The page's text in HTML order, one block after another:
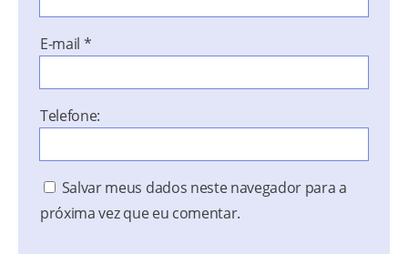
E-mail *
Telefone:
Salvar meus dados neste navegador para a
próxima vez que eu comentar.